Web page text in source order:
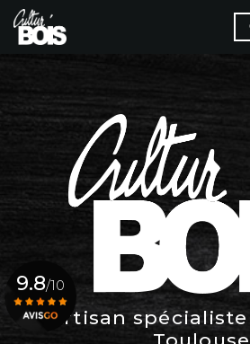
Aller
au
contenu
Artisan
9.8/10